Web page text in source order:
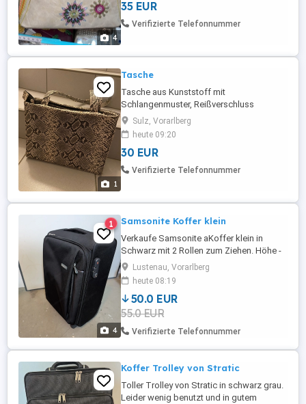
4
35 EUR
Verifizierte Telefonnummer
1
Tasche
Tasche aus Kunststoff mit
Schlangenmuster, Reißverschluss
Sulz, Vorarlberg
heute 09:20
30 EUR
Verifizierte Telefonnummer
4
1 Samsonite Koffer klein
Verkaufe Samsonite aKoffer klein in
Schwarz mit 2 Rollen zum Ziehen. Höhe -
ca. 50cm Breite - ca. 34 cm Tiefe ca. 23
cm Zustand Sehr gut. Leichte
Abnutzungen am Bereich der Räder
Lustenau, Vorarlberg
heute 08:19
50.0 EUR
55.0 EUR
Verifizierte Telefonnummer
Koffer Trolley von Stratic
Toller Trolley von Stratic in schwarz grau.
Leider wenig benutzt und in gutem